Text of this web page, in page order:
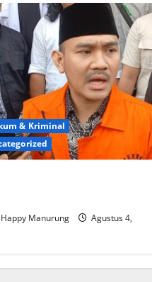
& Kriminal
Happy Manurung
Agustus 4,